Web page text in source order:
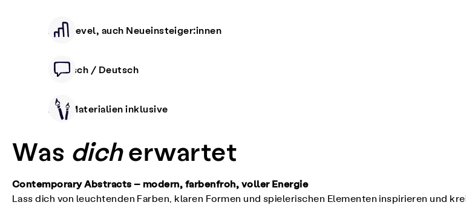
Alle Level, auch Neueinsteiger:innen
Deutsch / Deutsch
Alle Materialien inklusive
Was dicherwartet
Contemporary Abstracts – modern, farbenfroh, voller Energie
Lass dich von leuchtenden Farben, klaren Formen und spielerischen Elementen inspirieren und